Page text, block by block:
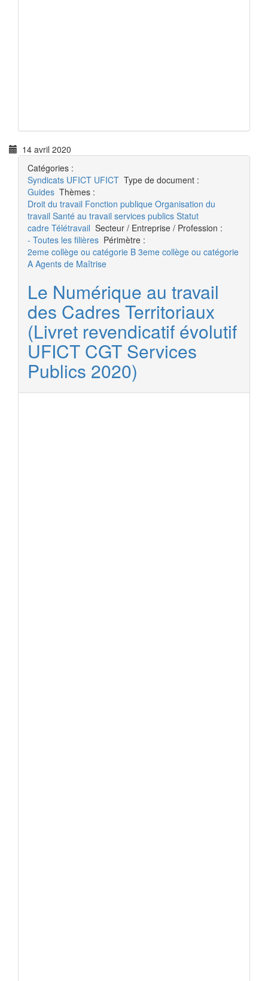
14 avril 2020
Catégories :
Syndicats UFICT UFICT Type de document :
Guides Thèmes :
Droit du travail Fonction publique Organisation du
travail Santé au travail services publics Statut
cadre Télétravail Secteur / Entreprise / Profession :
- Toutes les filières Périmètre :
2eme collège ou catégorie B 3eme collège ou catégorie
A Agents de Maîtrise
Le Numérique au travail
des Cadres Territoriaux
(Livret revendicatif évolutif
UFICT CGT Services
Publics 2020)